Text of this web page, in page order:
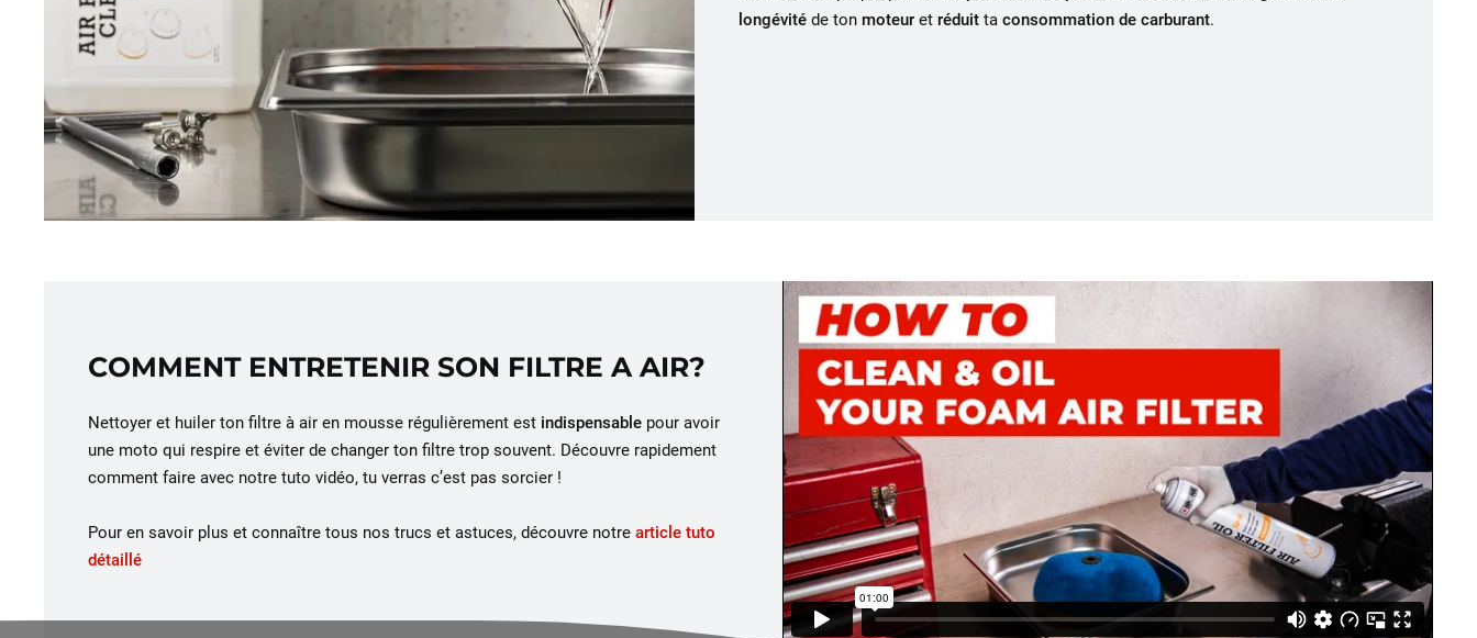
longévité de ton moteur et réduit ta consommation de carburant.
COMMENT ENTRETENIR SON FILTRE A AIR?
Nettoyer et huiler ton filtre à air en mousse régulièrement est indispensable pour avoir
une moto qui respire et éviter de changer ton filtre trop souvent. Découvre rapidement
comment faire avec notre tuto vidéo, tu verras c’est pas sorcier !
Pour en savoir plus et connaître tous nos trucs et astuces, découvre notre article tuto
détaillé